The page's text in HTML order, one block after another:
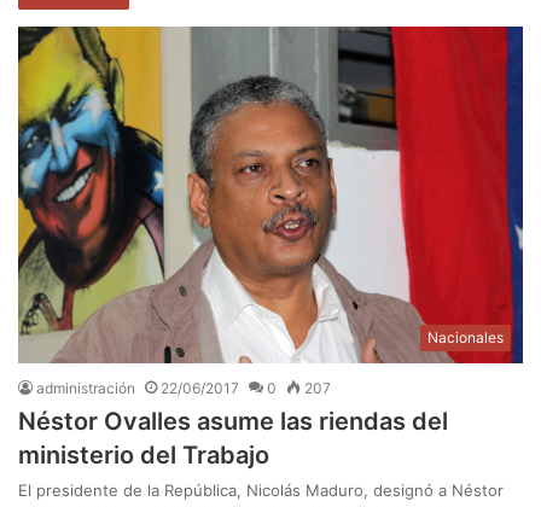
Nacionales
administración 22/06/2017 0 207
Néstor Ovalles asume las riendas del
ministerio del Trabajo
El presidente de la República, Nicolás Maduro, designó a Néstor